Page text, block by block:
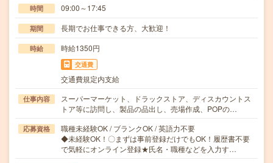
時間 09:00～17:45
期間 長期でお仕事できる方、大歓迎！
時給 時給1350円
交通費
交通費規定内支給
仕事内容
スーパーマーケット、ドラックストア、ディスカウントス
トア等に訪問し、製品の品出し、売場作成、POPの…
応募資格
職種未経験OK / ブランクOK / 英語力不要
◆未経験OK！〇まずは事前登録だけでもOK！履歴書不要
で気軽にオンライン登録★氏名・職種などを入力す…